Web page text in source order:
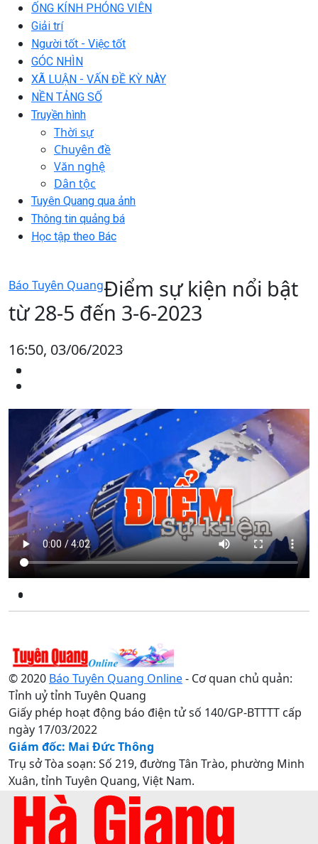
ỐNG KÍNH PHÓNG VIÊN
Giải trí
Người tốt - Việc tốt
GÓC NHÌN
XÃ LUẬN - VẤN ĐỀ KỲ NÀY
NỀN TẢNG SỐ
Truyền hình
Thời sự
Chuyên đề
Văn nghệ
Dân tộc
Tuyên Quang qua ảnh
Thông tin quảng bá
Học tập theo Bác
Báo Tuyên QuangĐiểm sự kiện nổi bật
từ 28-5 đến 3-6-2023
16:50, 03/06/2023
© 2020 Báo Tuyên Quang Online- Cơ quan chủ quản:
Tỉnh uỷ tỉnh Tuyên Quang
Giấy phép hoạt động báo điện tử số 140/GP-BTTTT cấp
ngày 17/03/2022
Giám đốc: Mai Đức Thông
Trụ sở Tòa soạn: Số 219, đường Tân Trào, phường Minh
Xuân, tỉnh Tuyên Quang, Việt Nam.
Điện thoại: 0207.3822820 - 0207.3817155 / Fax:
0207.3822821 - Email:
baotuyenquang.com.vn@gmail.com